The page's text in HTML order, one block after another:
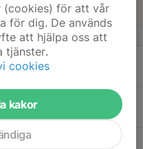
(cookies) för att vår
för dig. De används
att hjälpa oss att
tjänster.
cookies
kakor